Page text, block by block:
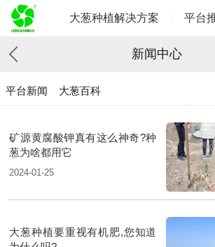
大葱种植解决方案 平台
新闻中心
平台新闻 大葱百科
矿源黄腐酸钾真有这么神奇?种
葱为啥都用它
2024-01-25
大葱种植要重视有机肥,您知道